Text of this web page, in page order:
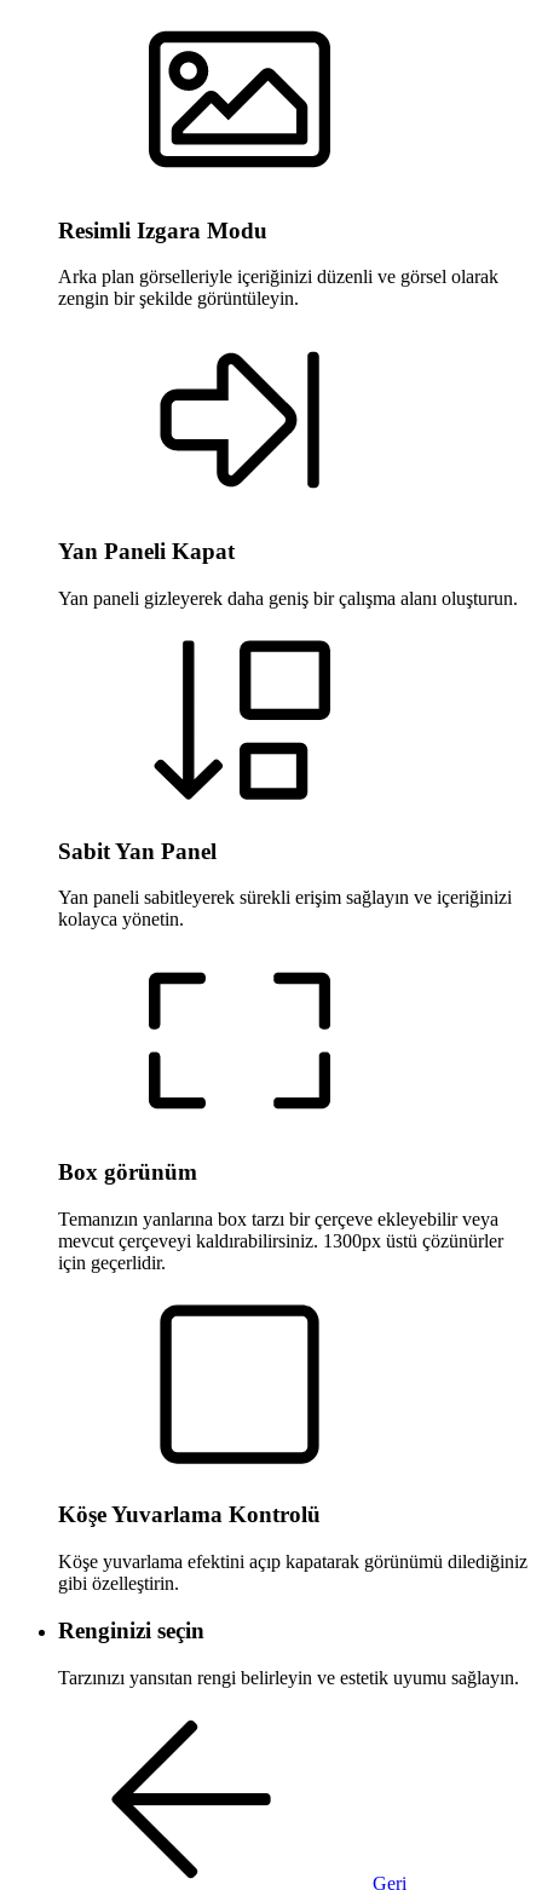
Resimli Izgara Modu
Arka plan görselleriyle içeriğinizi düzenli ve görsel olarak
zengin bir şekilde görüntüleyin.
Yan Paneli Kapat
Yan paneli gizleyerek daha geniş bir çalışma alanı oluşturun.
Sabit Yan Panel
Yan paneli sabitleyerek sürekli erişim sağlayın ve içeriğinizi
kolayca yönetin.
Box görünüm
Temanızın yanlarına box tarzı bir çerçeve ekleyebilir veya
mevcut çerçeveyi kaldırabilirsiniz. 1300px üstü çözünürler
için geçerlidir.
Köşe Yuvarlama Kontrolü
Köşe yuvarlama efektini açıp kapatarak görünümü dilediğiniz
gibi özelleştirin.
Renginizi seçin
Tarzınızı yansıtan rengi belirleyin ve estetik uyumu sağlayın.
Geri